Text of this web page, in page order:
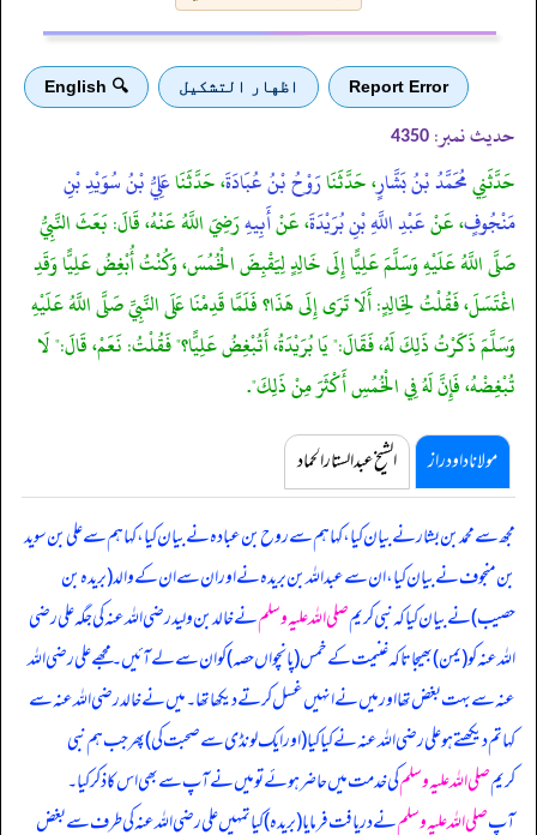
Report Error اظهار التشكيل 🔍 English
حدیث نمبر: 4350
حَدَّثَنِيمُحَمَّدُ بْنُ بَشَّارٍ، حَدَّثَنَارَوْحُ بْنُ عُبَادَةَ، حَدَّثَنَاعَلِيُّ بْنُ سُوَيْدِ بْنِ
مَنْجُوفٍ، عَنْعَبْدِ اللَّهِ بْنِ بُرَيْدَةَ، عَنْأَبِيهِرَضِيَ اللَّهُ عَنْهُ، قَالَ: بَعَثَ النَّبِيُّ
صَلَّى اللَّهُ عَلَيْهِ وَسَلَّمَ عَلِيًّا إِلَى خَالِدٍ لِيَقْبِضَ الْخُمُسَ، وَكُنْتُ أُبْغِضُ عَلِيًّا وَقَدِ
اغْتَسَلَ، فَقُلْتُ لِخَالِدٍ: أَلَا تَرَى إِلَى هَذَا؟ فَلَمَّا قَدِمْنَا عَلَى النَّبِيِّ صَلَّى اللَّهُ عَلَيْهِ
وَسَلَّمَ ذَكَرْتُ ذَلِكَ لَهُ، فَقَالَ:" يَا بُرَيْدَةُ، أَتُبْغِضُ عَلِيًّا؟" فَقُلْتُ: نَعَمْ، قَالَ:" لَا
تُبْغِضْهُ، فَإِنَّ لَهُ فِي الْخُمُسِ أَكْثَرَ مِنْ ذَلِكَ".
مولانا داود راز الشیخ عبدالستار الحماد
مجھ سے محمد بن بشار نے بیان کیا، کہا ہم سے روح بن عبادہ نے بیان کیا، کہا ہم سے علی بن سوید
بن منجوف نے بیان کیا، ان سے عبداللہ بن بریدہ نے اور ان سے ان کے والد (بریدہ بن
حصیب) نے بیان کیا کہنبی کریمصلی اللہ علیہ وسلمنے خالد بن ولید رضی اللہ عنہ کی جگہ علی رضی
اللہ عنہ کو (یمن) بھیجا تاکہ غنیمت کے خمس (پانچواں حصہ) کو ان سے لے آئیں۔ مجھے علی رضی اللہ
عنہ سے بہت بغض تھا اور میں نے انہیں غسل کرتے دیکھا تھا۔ میں نے خالد رضی اللہ عنہ سے
کہا تم دیکھتے ہو علی رضی اللہ عنہ نے کیا کیا (اور ایک لونڈی سے صحبت کی) پھر جب ہم نبی
کریمصلی اللہ علیہ وسلمکی خدمت میں حاضر ہوئے تو میں نے آپ سے بھی اس کا ذکر کیا۔
آپصلی اللہ علیہ وسلمنے دریافت فرمایا (بریدہ) کیا تمہیں علی رضی اللہ عنہ کی طرف سے بغض